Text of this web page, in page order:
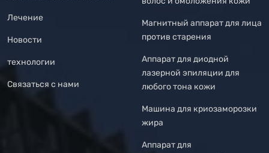
Лечение
Новости
технологии
Связаться с нами
Магнитный аппарат для лица
против старения
Аппарат для диодной
лазерной эпиляции для
любого тона кожи
Машина для криозаморозки
жира
Аппарат для